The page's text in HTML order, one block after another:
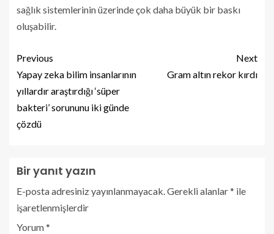
sağlık sistemlerinin üzerinde çok daha büyük bir baskı
oluşabilir.
Previous
Yapay zeka bilim insanlarının
yıllardır araştırdığı ‘süper
bakteri’ sorununu iki günde
çözdü
Next
Gram altın rekor kırdı
Bir yanıt yazın
E-posta adresiniz yayınlanmayacak.Gerekli alanlar* ile
işaretlenmişlerdir
Yorum*